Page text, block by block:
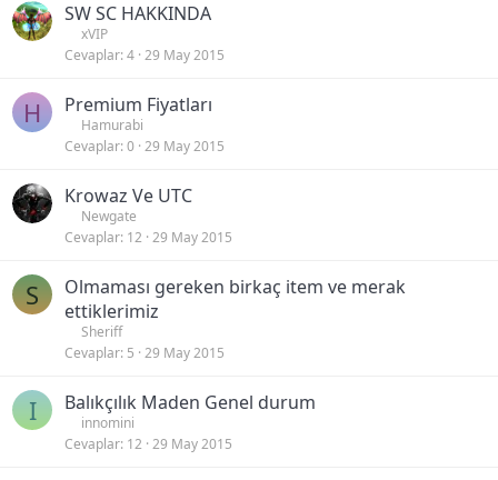
SW SC HAKKINDA
xVIP
Cevaplar 4 29 May 2015
H Premium Fiyatları
Hamurabi
Cevaplar 0 29 May 2015
Krowaz Ve UTC
Newgate
Cevaplar 12 29 May 2015
S
Olmaması gereken birkaç item ve merak
ettiklerimiz
Sheriff
Cevaplar 5 29 May 2015
I Balıkçılık Maden Genel durum
innomini
Cevaplar 12 29 May 2015